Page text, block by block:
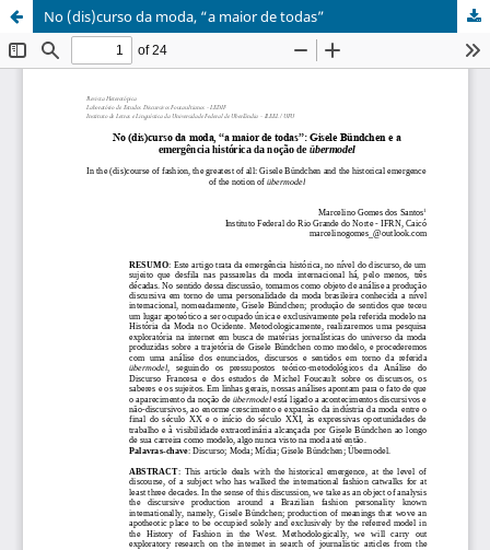
No (dis)curso da moda, “a maior de todas”